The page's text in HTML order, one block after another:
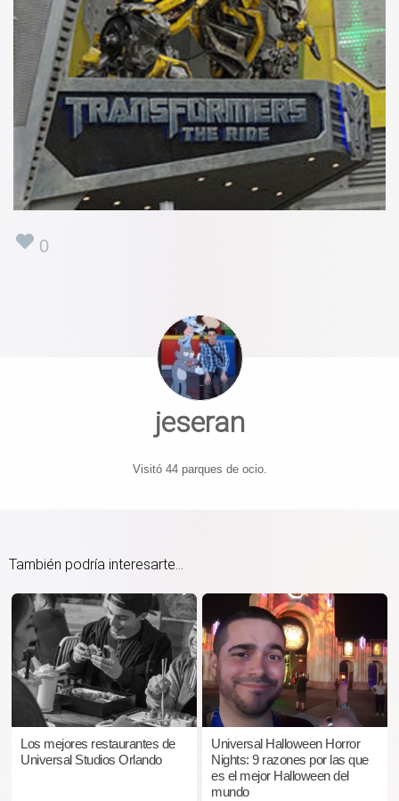
0
jeseran
Visitó 44 parques de ocio.
También podría interesarte...
Los mejores restaurantes de
Universal Studios Orlando
Universal Halloween Horror
Nights: 9 razones por las que
es el mejor Halloween del
mundo